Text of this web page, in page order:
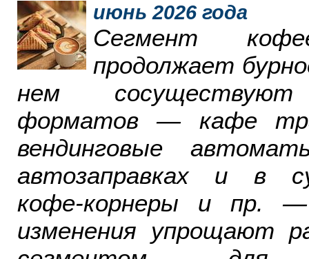
июнь 2026 года
Сегмент
продолжает
нем
форматов — кафе
вендинговые
автозаправках и в
кофе-корнеры и пр.
изменения упрощают